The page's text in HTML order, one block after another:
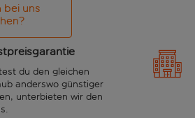
bei uns
du den gleichen
anderswo günstiger
unterbieten wir den